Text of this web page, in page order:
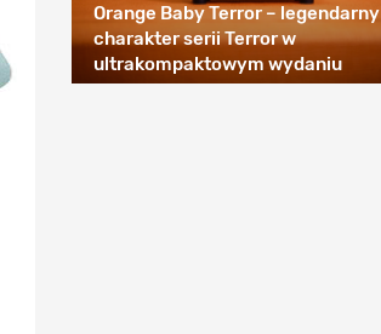
Orange Baby Terror – legendarny
charakter serii Terror w
ultrakompaktowym wydaniu